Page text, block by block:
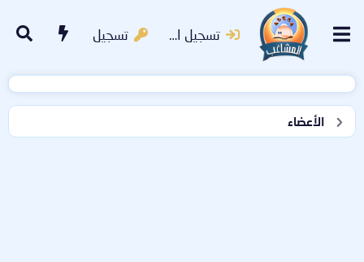
تسجيل الدخول تسجيل
الأعضاء